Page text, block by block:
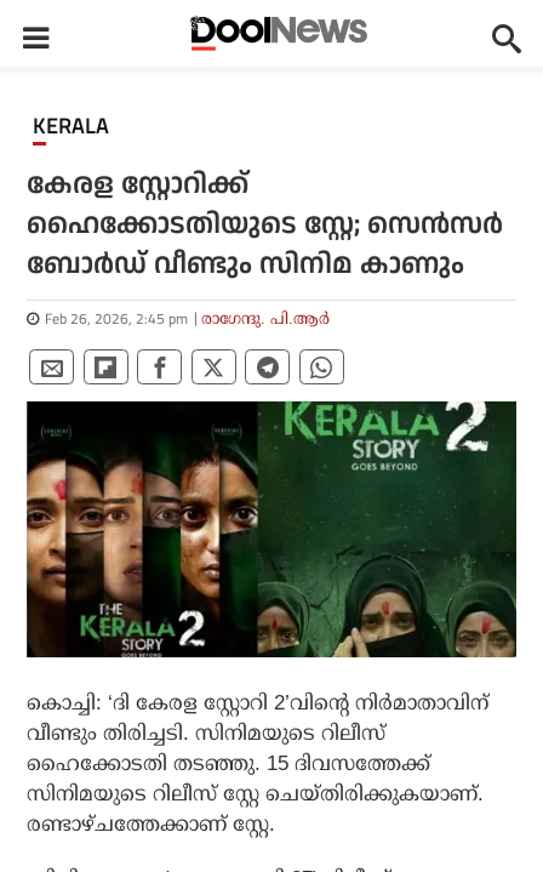
KERALA
കേരള സ്റ്റോറിക്ക്
ഹൈക്കോടതിയുടെ സ്റ്റേ; സെൻസർ
ബോര്‍ഡ് വീണ്ടും സിനിമ കാണും
Feb 26, 2026, 2:45 pm രാഗേന്ദു. പി.ആര്‍
കൊച്ചി: ‘ദി കേരള സ്റ്റോറി 2’വിന്റെ നിര്‍മാതാവിന്
വീണ്ടും തിരിച്ചടി. സിനിമയുടെ റിലീസ്
ഹൈക്കോടതി തടഞ്ഞു. 15 ദിവസത്തേക്ക്
സിനിമയുടെ റിലീസ് സ്റ്റേ ചെയ്തിരിക്കുകയാണ്.
രണ്ടാഴ്ചത്തേക്കാണ് സ്റ്റേ.